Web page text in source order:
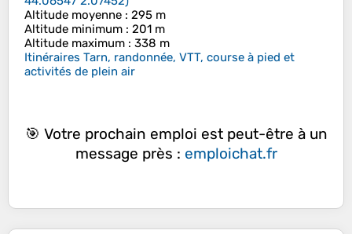
Altitude moyenne : 295 m
Altitude minimum : 201 m
Altitude maximum : 338 m
Itinéraires Tarn, randonnée, VTT, course à pied et
activités de plein air
🎯 Votre prochain emploi est peut-être à un
message près : emploichat.fr